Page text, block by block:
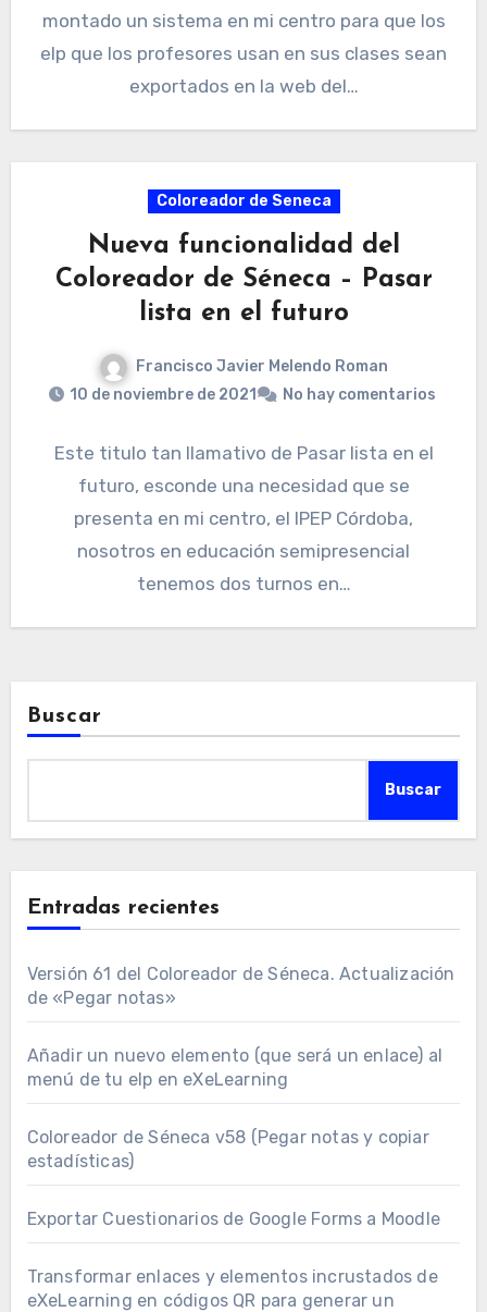
montado un sistema en mi centro para que los
elp que los profesores usan en sus clases sean
exportados en la web del…
Coloreador de Seneca
Nueva funcionalidad del
Coloreador de Séneca – Pasar
lista en el futuro
Francisco Javier Melendo Roman
10 de noviembre de 2021
No hay comentarios
Este titulo tan llamativo de Pasar lista en el
futuro, esconde una necesidad que se
presenta en mi centro, el IPEP Córdoba,
nosotros en educación semipresencial
tenemos dos turnos en…
Buscar
Buscar
Entradas recientes
Versión 61 del Coloreador de Séneca. Actualización
de «Pegar notas»
Añadir un nuevo elemento (que será un enlace) al
menú de tu elp en eXeLearning
Coloreador de Séneca v58 (Pegar notas y copiar
estadísticas)
Exportar Cuestionarios de Google Forms a Moodle
Transformar enlaces y elementos incrustados de
eXeLearning en códigos QR para generar un